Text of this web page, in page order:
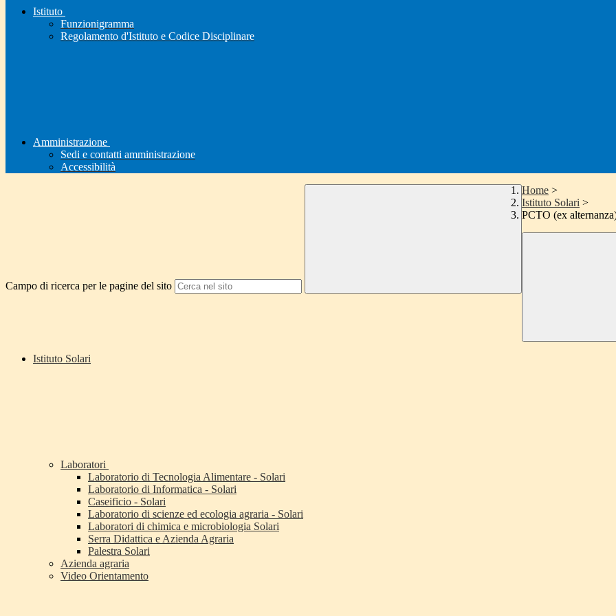
Istituto
Funzionigramma
Regolamento d'Istituto e Codice Disciplinare
Amministrazione
Sedi e contatti amministrazione
Accessibilità
Campo di ricerca per le pagine del sito
Home >
Istituto Solari >
PCTO (ex
Istituto Solari
Laboratori
Laboratorio di Tecnologia Alimentare - Solari
Laboratorio di Informatica - Solari
Caseificio - Solari
Laboratorio di scienze ed ecologia agraria - Solari
Laboratori di chimica e microbiologia Solari
Serra Didattica e Azienda Agraria
Palestra Solari
Azienda agraria
Video Orientamento